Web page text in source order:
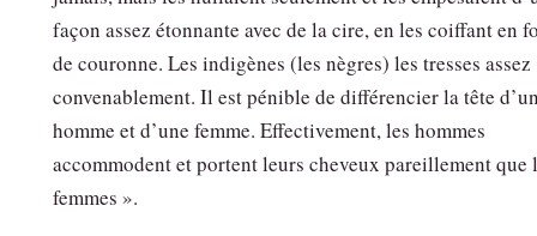
façon assez étonnante avec de la cire, en les coiffant en
de couronne. Les indigènes (les nègres) les tresses assez
convenablement. Il est pénible de différencier la tête
homme et d’une femme. Effectivement, les hommes
accommodent et portent leurs cheveux pareillement que
femmes ».